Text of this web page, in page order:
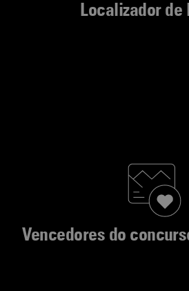
Localizador de
Vencedores do